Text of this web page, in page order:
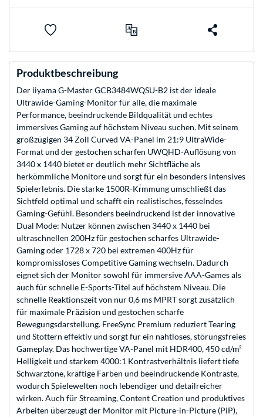
Produktbeschreibung
Der iiyama G-Master GCB3484WQSU-B2 ist der ideale
Ultrawide-Gaming-Monitor für alle, die maximale
Performance, beeindruckende Bildqualität und echtes
immersives Gaming auf höchstem Niveau suchen. Mit seinem
großzügigen 34 Zoll Curved VA-Panel im 21:9 UltraWide-
Format und der gestochen scharfen UWQHD-Auflösung von
3440 x 1440 bietet er deutlich mehr Sichtfläche als
herkömmliche Monitore und sorgt für ein besonders intensives
Spielerlebnis. Die starke 1500R-Kr̈mmung umschließt das
Sichtfeld optimal und schafft ein realistisches, fesselndes
Gaming-Gefühl. Besonders beeindruckend ist der innovative
Dual Mode: Nutzer können zwischen 3440 x 1440 bei
ultraschnellen 200Hz für gestochen scharfes Ultrawide-
Gaming oder 1728 x 720 bei extremen 400Hz für
kompromissloses Competitive Gaming wechseln. Dadurch
eignet sich der Monitor sowohl für immersive AAA-Games als
auch für schnelle E-Sports-Titel auf höchstem Niveau. Die
schnelle Reaktionszeit von nur 0,6 ms MPRT sorgt zusätzlich
für maximale Präzision und gestochen scharfe
Bewegungsdarstellung. FreeSync Premium reduziert Tearing
und Stottern effektiv und sorgt für ein nahtloses, störungsfreies
Gameplay. Das hochwertige VA-Panel mit HDR400, 450 cd/m²
Helligkeit und starkem 4000:1 Kontrastverhältnis liefert tiefe
Schwarztöne, kräftige Farben und beeindruckende Kontraste,
wodurch Spielewelten noch lebendiger und detailreicher
wirken. Auch für Streaming, Content Creation und produktives
Arbeiten überzeugt der Monitor mit Picture-in-Picture (PiP),